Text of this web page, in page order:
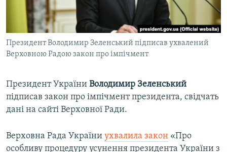
ВІДЕОУРОКИ «ELIFBE»
СВІДЧЕННЯ ОКУПАЦІЇ
УКРАЇНСЬКА ПРОБЛЕМА КРИМУ
Русский
Qırımtatar
Усі сайти RFE/RL
Президент Володимир Зеленський підписав ухвалений
Верховною Радою закон про імпічмент
Президент України Володимир Зеленський
підписав закон про імпічмент президента, свідчать
дані на сайті Верховної Ради.
Верховна Рада України ухвалила закон «Про
особливу процедуру усунення президента України з